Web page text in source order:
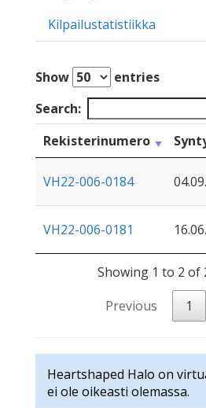
Kilpailustatistiikka
Show
entries
Search:
Rekisterinumero
VH22-006-0184
VH22-006-0181
Showing 1 to 2 of
Previous
1
Heartshaped Halo on
ei ole oikeasti olemassa.